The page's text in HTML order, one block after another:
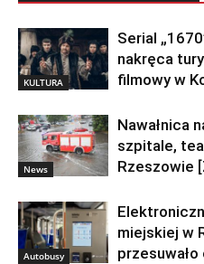
KULTURA
Serial
nakręca
filmowy w
News
Nawałnica
szpitale,
Rzeszowie
Autobusy
miejskiej w